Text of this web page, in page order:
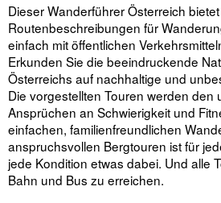
Dieser Wanderführer Österreich
Routenbeschreibungen für
einfach mit öffentlichen
Erkunden Sie die beeindruckende
Österreichs auf nachhaltige und
Die vorgestellten Touren werden den
Ansprüchen an Schwierigkeit und
einfachen, familienfreundlichen
anspruchsvollen Bergtouren ist für
jede Kondition etwas dabei. Und alle
Bahn und Bus zu erreichen.